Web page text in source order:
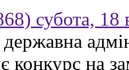
субота, 18
конкурс на